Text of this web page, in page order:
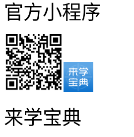
官方小程序
来学宝典